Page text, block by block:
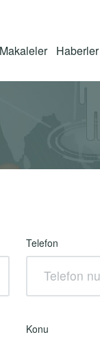
Makaleler Haberler
Telefon
Konu